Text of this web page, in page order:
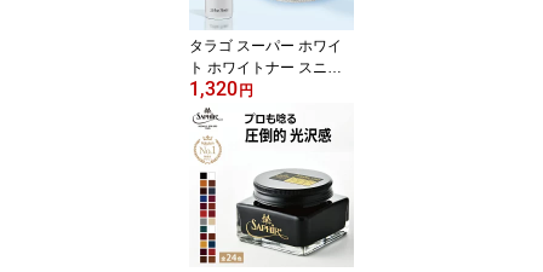
SAPHIR ユニバーサルロ
ーション 無色
タラゴ スーパー ホワイ
ト ホワイトナー スニー
カー 靴 ソール 黄ばみ 白
く戻す 白くする ホワイ
トニング 白スニーカー
着色 補色 色補修 隠す 靴
磨き 汚れ落とし 白 手入
れ 黄ばみとり 色落ち ク
リーナー 傷隠し 漂白 ス
ニーカークリーナー
1,320円